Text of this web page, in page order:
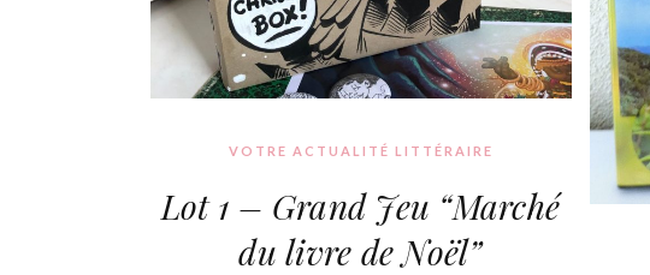
VOTRE ACTUALITÉ LITTÉRAIRE
Lot 1 – Grand Jeu “Marché
du livre de Noël”